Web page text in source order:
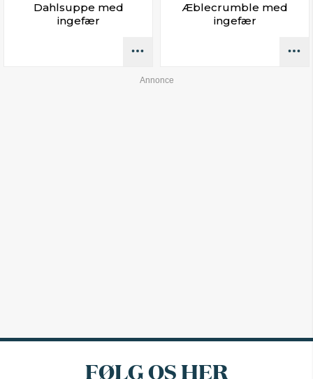
Dahlsuppe med
ingefær
Æblecrumble med
ingefær
FØLG OS HER